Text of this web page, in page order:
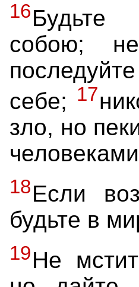
16
собою;
себе; 17
зло, но
18Если
будьте в
19Не